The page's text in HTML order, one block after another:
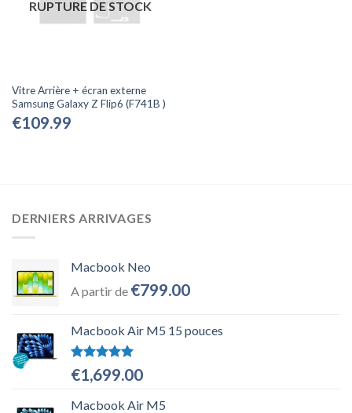
RUPTURE DE STOCK
Vitre Arrière + écran externe
Samsung Galaxy Z Flip6 (F741B )
€109.99
DERNIERS ARRIVAGES
Macbook Neo
A partir de €799.00
Macbook Air M5 15 pouces
Note5.00
sur 5
€1,699.00
Macbook Air M5